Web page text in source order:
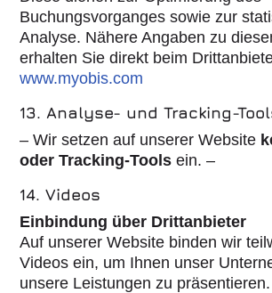
Buchungsvorganges sowie zur
Analyse. Nähere Angaben zu
erhalten Sie direkt beim
www.myobis.com
13. Analyse- und Tracking-
– Wir setzen auf unserer Website
oder Tracking-Tools ein. –
14. Videos
Einbindung über Drittanbieter
Auf unserer Website binden wir
Videos ein, um Ihnen unser
unsere Leistungen zu